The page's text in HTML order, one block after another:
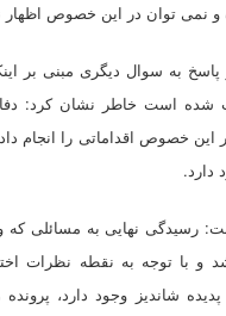
و نمی توان در این خصوص
به سوال دیگری مبنی بر
شده است خاطر نشان کرد:
خصوص اقداماتی را انجام
رسیدگی نهایی به مسائلی که
و با توجه به نقطه نظرات
شاندیز وجود دارد،